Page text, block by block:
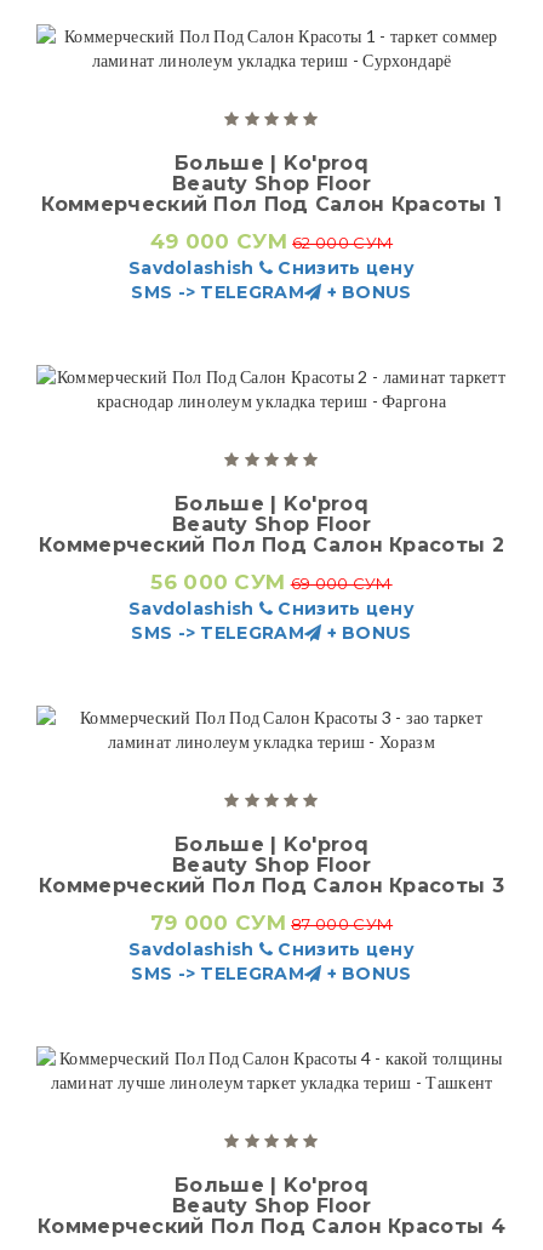
Больше | Ko'proq
Beauty Shop Floor
Коммерческий Пол Под Салон Красоты 1
49 000 СУМ 62 000 СУМ
Savdolashish
Снизить цену
SMS -> TELEGRAM
+ BONUS
Больше | Ko'proq
Beauty Shop Floor
Коммерческий Пол Под Салон Красоты 2
56 000 СУМ 69 000 СУМ
Savdolashish
Снизить цену
SMS -> TELEGRAM
+ BONUS
Больше | Ko'proq
Beauty Shop Floor
Коммерческий Пол Под Салон Красоты 3
79 000 СУМ 87 000 СУМ
Savdolashish
Снизить цену
SMS -> TELEGRAM
+ BONUS
Больше | Ko'proq
Beauty Shop Floor
Коммерческий Пол Под Салон Красоты 4